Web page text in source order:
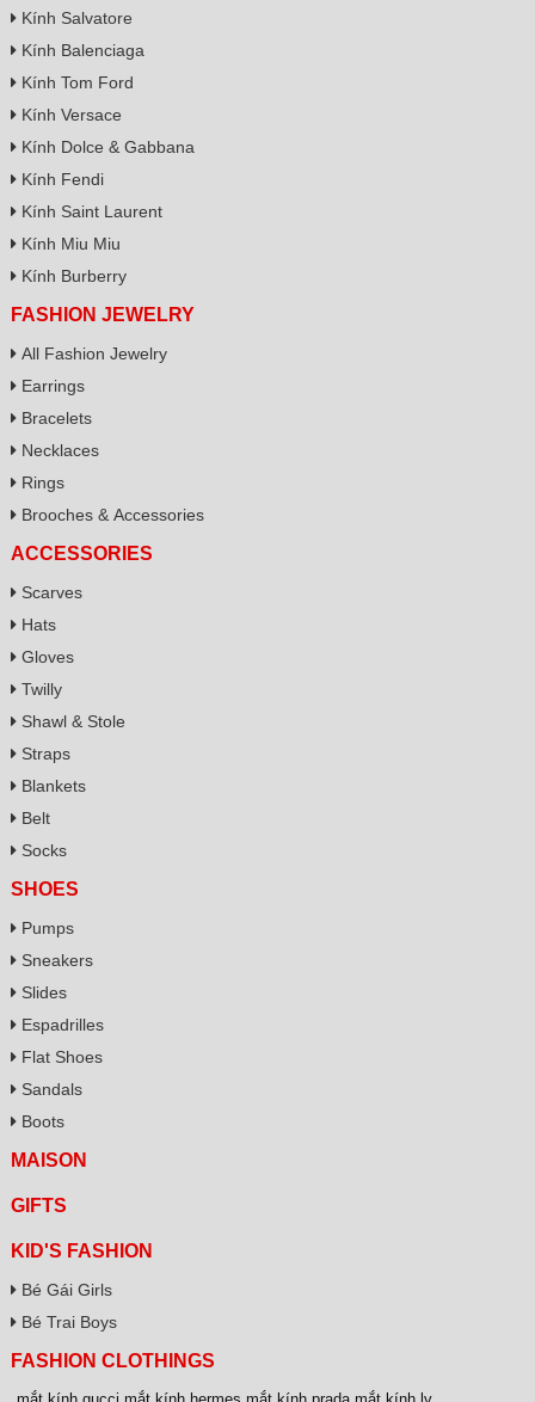
Kính Salvatore
Kính Balenciaga
Kính Tom Ford
Kính Versace
Kính Dolce & Gabbana
Kính Fendi
Kính Saint Laurent
Kính Miu Miu
Kính Burberry
FASHION JEWELRY
All Fashion Jewelry
Earrings
Bracelets
Necklaces
Rings
Brooches & Accessories
ACCESSORIES
Scarves
Hats
Gloves
Twilly
Shawl & Stole
Straps
Blankets
Belt
Socks
SHOES
Pumps
Sneakers
Slides
Espadrilles
Flat Shoes
Sandals
Boots
MAISON
GIFTS
KID'S FASHION
Bé Gái Girls
Bé Trai Boys
FASHION CLOTHINGS